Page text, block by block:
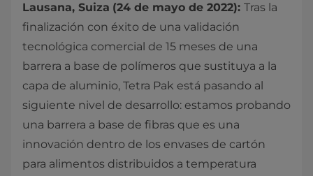
Lausana, Suiza (24 de mayo de 2022): Tras la
finalización con éxito de una validación
tecnológica comercial de 15 meses de una
barrera a base de polímeros que sustituya a la
capa de aluminio, Tetra Pak está pasando al
siguiente nivel de desarrollo: estamos probando
una barrera a base de fibras que es una
innovación dentro de los envases de cartón
para alimentos distribuidos a temperatura